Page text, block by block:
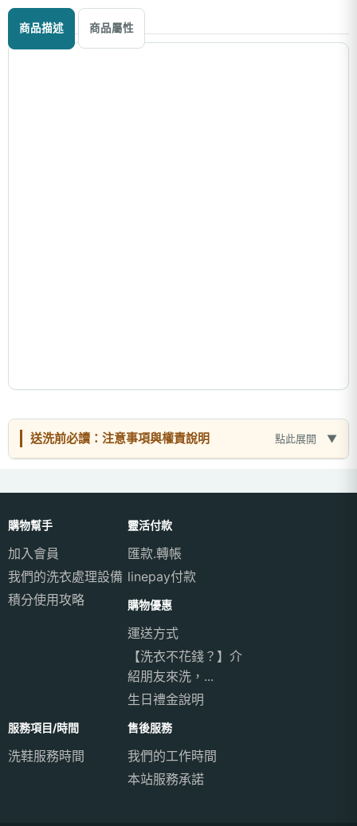
商品描述 商品屬性
送洗前必讀：注意事項與權責說明 點此展開
購物幫手
加入會員
我們的洗衣處理設備
積分使用攻略
靈活付款
匯款.轉帳
linepay付款
購物優惠
運送方式
【洗衣不花錢？】介
紹朋友來洗，...
生日禮金說明
服務項目/時間
洗鞋服務時間
售後服務
我們的工作時間
本站服務承諾